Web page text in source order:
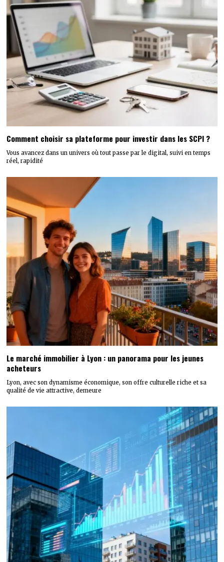
Comment choisir sa plateforme pour investir dans les SCPI ?
Vous avancez dans un univers où tout passe par le digital, suivi en temps
réel, rapidité
Le marché immobilier à Lyon : un panorama pour les jeunes
acheteurs
Lyon, avec son dynamisme économique, son offre culturelle riche et sa
qualité de vie attractive, demeure